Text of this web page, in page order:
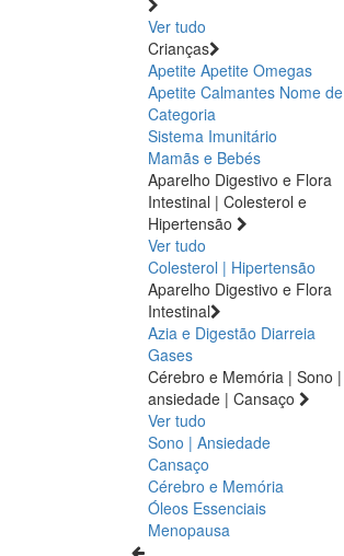
Ver tudo
Crianças
Apetite Apetite Omegas
Apetite Calmantes Nome de
Categoria
Sistema Imunitário
Mamãs e Bebés
Aparelho Digestivo e Flora
Intestinal | Colesterol e
Hipertensão
Ver tudo
Colesterol | Hipertensão
Aparelho Digestivo e Flora
Intestinal
Azia e Digestão Diarreia
Gases
Cérebro e Memória | Sono |
ansiedade | Cansaço
Ver tudo
Sono | Ansiedade
Cansaço
Cérebro e Memória
Óleos Essenciais
Menopausa